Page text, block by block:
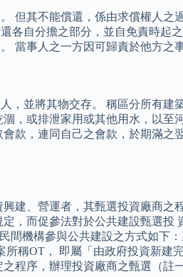
但其不能償還，係由求償權人之
自分擔之部分，並自免責時起
當事人之一方因可歸責於他方之
並將其物交存。 稱區分所有建
，或排泄家用或其他用水，以至
款，連同自己之會款，於期滿之
建、營運者，其甄選投資廠商之
，而促參法對於公共建設甄選投
機構參與公共建設之方式如下
稱OT， 即屬「由政府投資新建
程序，辦理投資廠商之甄選（註一